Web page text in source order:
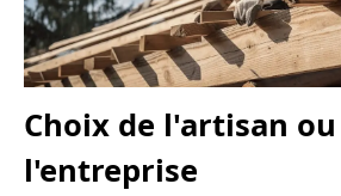
Choix de l'artisan
l'entreprise